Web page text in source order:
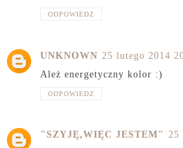
ODPOWIEDZ
UNKNOWN 25 lutego 2014
Ależ energetyczny kolor :)
ODPOWIEDZ
"SZYJĘ,WIĘC JESTEM" 25